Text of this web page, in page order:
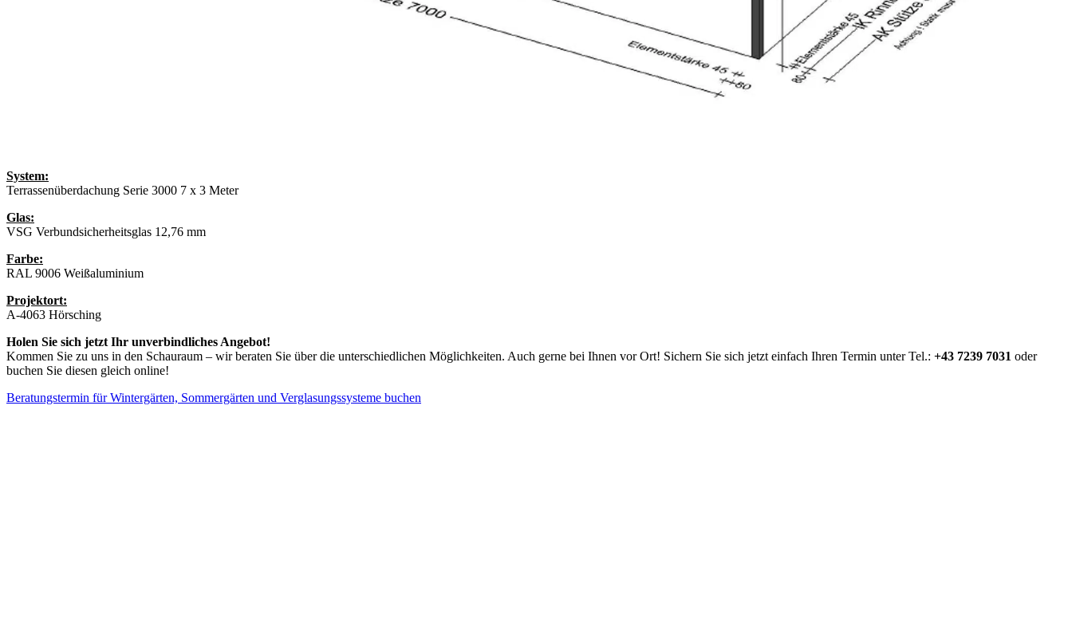
System:
Terrassenüberdachung Serie 3000 7 x 3 Meter
Glas:
VSG Verbundsicherheitsglas 12,76 mm
Farbe:
RAL 9006 Weißaluminium
Projektort:
A-4063 Hörsching
Holen Sie sich jetzt Ihr unverbindliches Angebot!
Kommen Sie zu uns in den Schauraum – wir beraten Sie über die unterschiedlichen Möglichkeiten. Auch gerne bei Ihnen vor Ort! Sichern Sie sich jetzt einfach Ihren Termin unter Tel.: +43 7239 7031 oder
buchen Sie diesen gleich online!
Beratungstermin für Wintergärten, Sommergärten und Verglasungssysteme buchen